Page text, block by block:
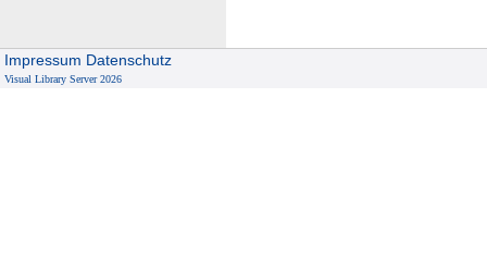
Impressum Datenschutz
Visual Library Server 2026